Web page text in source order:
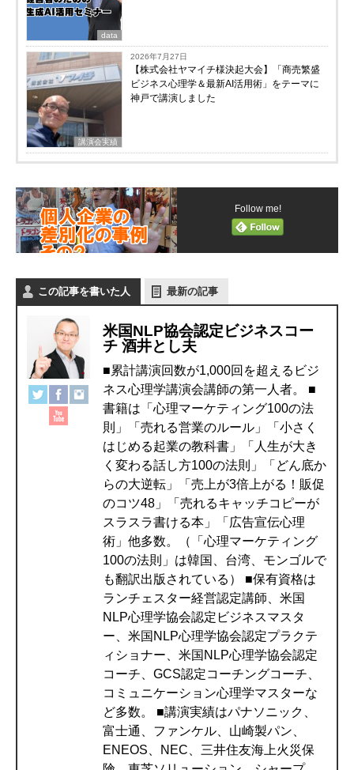
data
講演会実績
2026年7月27日
【株式会社ヤマイチ様決起大会】「商売繁盛
ビジネス心理学＆最新AI活用術」をテーマに
神戸で講演しました
Follow me!
この記事を書いた人 最新の記事
米国NLP協会認定ビジネスコー
チ 酒井とし夫
■累計講演回数が1,000回を超えるビジ
ネス心理学講演会講師の第一人者。 ■
書籍は「心理マーケティング100の法
則」「売れる営業のルール」「小さく
はじめる起業の教科書」「人生が大き
く変わる話し方100の法則」「どん底か
らの大逆転」「売上が3倍上がる！販促
のコツ48」「売れるキャッチコピーが
スラスラ書ける本」「広告宣伝心理
術」他多数。（「心理マーケティング
100の法則」は韓国、台湾、モンゴルで
も翻訳出版されている） ■保有資格は
ランチェスター経営認定講師、米国
NLP心理学協会認定ビジネスマスタ
ー、米国NLP心理学協会認定プラクテ
ィショナー、米国NLP心理学協会認定
コーチ、GCS認定コーチングコーチ、
コミュニケーション心理学マスターな
ど多数。 ■講演実績はパナソニック、
富士通、ファンケル、山崎製パン、
ENEOS、NEC、三井住友海上火災保